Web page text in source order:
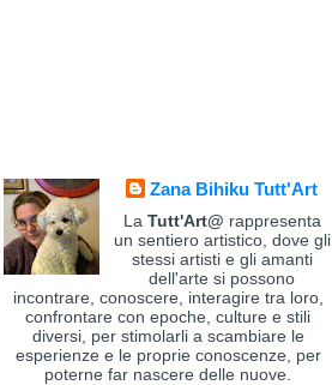
Zana Bihiku Tutt'Art
La Tutt'Art@ rappresenta
un sentiero artistico, dove gli
stessi artisti e gli amanti
dell'arte si possono
incontrare, conoscere, interagire tra loro,
confrontare con epoche, culture e stili
diversi, per stimolarli a scambiare le
esperienze e le proprie conoscenze, per
poterne far nascere delle nuove.